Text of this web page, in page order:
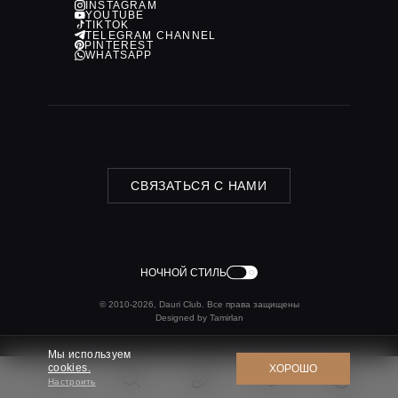
INSTAGRAM
YOUTUBE
TIKTOK
TELEGRAM CHANNEL
PINTEREST
WHATSAPP
СВЯЗАТЬСЯ С НАМИ
НОЧНОЙ СТИЛЬ
© 2010-2026, Dauri Club. Все права защищены
Designed by Tamirlan
Мы используем
cookies.
Настроить
ХОРОШО